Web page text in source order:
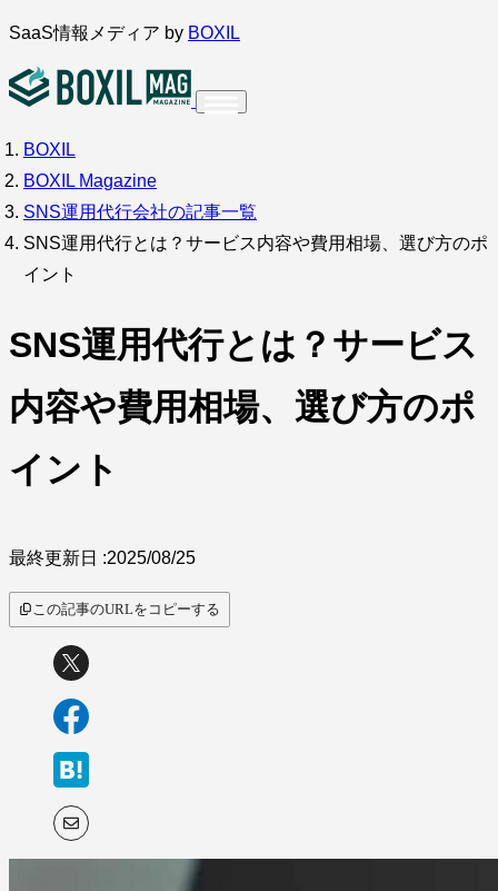
内
を
キ
ッ
プ
SaaS情報メディア by BOXIL
インタビュー
サービス比較 キーワードから探す
SaaS情報メディア by BOXIL
BOXIL
BOXIL Magazine
SNS運用代行会社の記事一覧
SNS運用代行とは？サービス内容や費用相場、選び方のポ
イント
SNS運用代行とは？サービス
内容や費用相場、選び方のポ
イント
最終更新日 :2025/08/25
この記事のURLをコピーする